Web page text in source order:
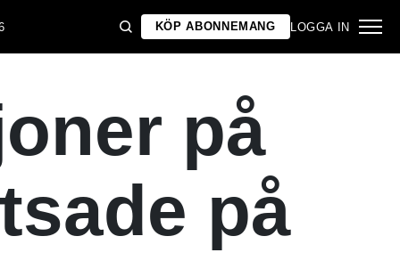
KÖP ABONNEMANG LOGGA IN
på
på